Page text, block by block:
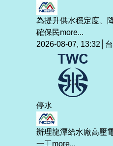
為提升供水穩定度、
確保民more...
2026-08-07, 13:32│
停水
辦理龍潭給水廠高壓
一工more...